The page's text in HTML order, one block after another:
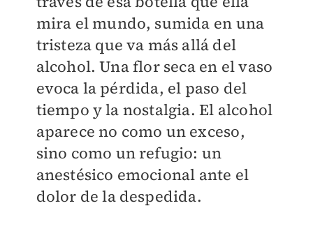
mira el mundo, sumida en una
tristeza que va más allá del
alcohol. Una flor seca en el vaso
evoca la pérdida, el paso del
tiempo y la nostalgia. El alcohol
aparece no como un exceso,
sino como un refugio: un
anestésico emocional ante el
dolor de la despedida.